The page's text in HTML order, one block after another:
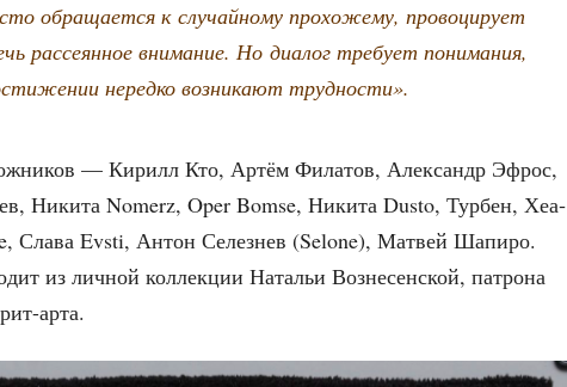
обра­ща­ет­ся к слу­чай­но­му про­хо­же­му, про­во­ци­ру­ет
рас­се­ян­ное вни­ма­ние. Но диа­лог тре­бу­ет пони­ма­ния,
неред­ко воз­ни­ка­ют трудности».
— Кирилл Кто, Артём Фила­тов, Алек­сандр Эфрос,
Ники­та Nomerz, Oper Bomse, Ники­та Dusto, Тур­бен, Хеа­
Сла­ва Evsti, Антон Селез­нев (Selone), Мат­вей Шапи­ро.
из лич­ной кол­лек­ции Ната­льи Воз­не­сен­ской, патро­на
арта.